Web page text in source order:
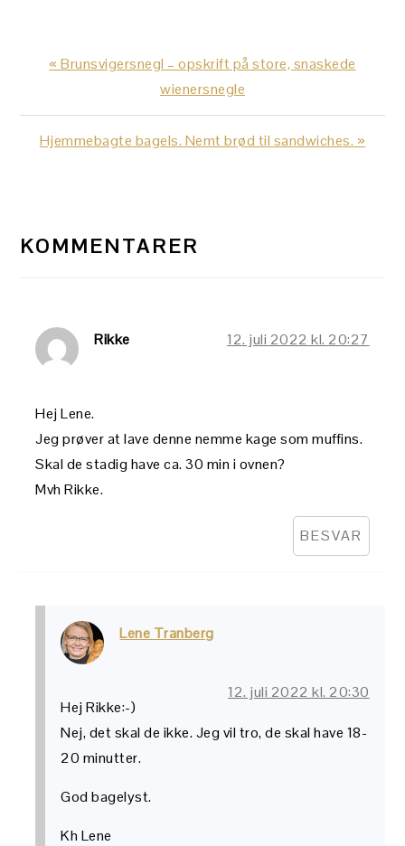
Previous
« Brunsvigersnegl – opskrift på store, snaskede
wienersnegle
Next
Hjemmebagte bagels. Nemt brød til sandwiches. »
KOMMENTARER
Rikke 12. juli 2022 kl. 20:27
Hej Lene.
Jeg prøver at lave denne nemme kage som muffins.
Skal de stadig have ca. 30 min i ovnen?
Mvh Rikke.
BESVAR
Lene Tranberg
12. juli 2022 kl. 20:30
Hej Rikke:-)
Nej, det skal de ikke. Jeg vil tro, de skal have 18-
20 minutter.
God bagelyst.
Kh Lene